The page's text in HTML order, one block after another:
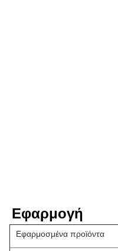
Εφαρμογή
Εφαρμοσμένα προϊόντα